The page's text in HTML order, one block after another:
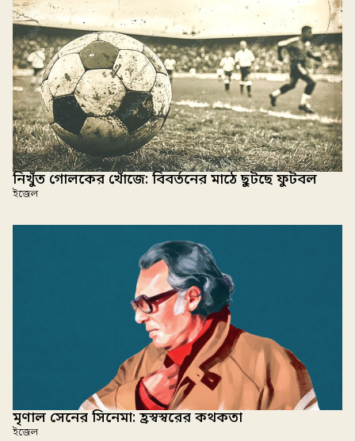
নিখুঁত গোলকের খোঁজে: বিবর্তনের মাঠে ছুটছে ফুটবল
ইজেল
মৃণাল সেনের সিনেমা: হ্রস্বস্বরের কথকতা
ইজেল